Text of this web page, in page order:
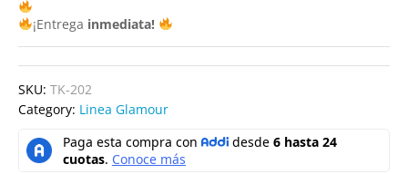
¡Entrega inmediata!
SKU: TK-202
Category: Linea Glamour